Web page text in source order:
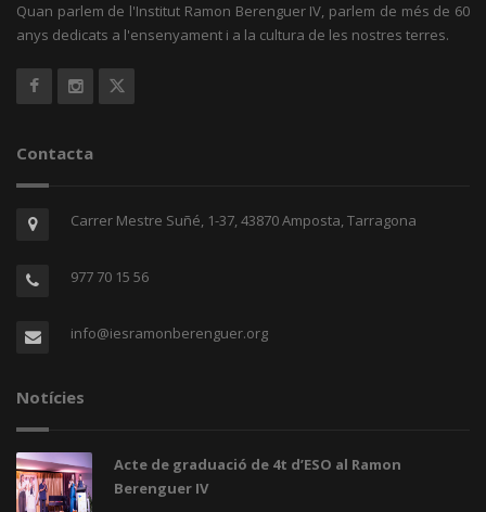
Quan parlem de l'Institut Ramon Berenguer IV, parlem de més de 60
anys dedicats a l'ensenyament i a la cultura de les nostres terres.
Contacta
Carrer Mestre Suñé, 1-37, 43870 Amposta, Tarragona
977 70 15 56
info@iesramonberenguer.org
Notícies
Acte de graduació de 4t d’ESO al Ramon
Berenguer IV